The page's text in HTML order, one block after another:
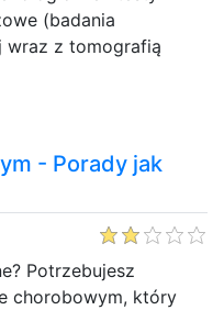
(badania
wraz z tomografią
- Porady jak
Potrzebujesz
chorobowym, który